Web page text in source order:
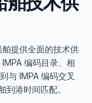
提供全面的技术供
编码目录、相
与 IMPA 编码交叉
港时间匹配。